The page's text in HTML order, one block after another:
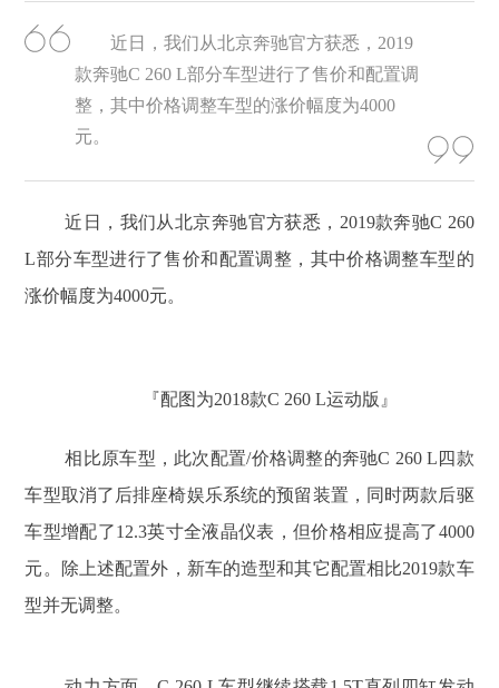
近日，我们从北京奔驰官方获悉，2019
款奔驰C 260 L部分车型进行了售价和配置调
整，其中价格调整车型的涨价幅度为4000
元。
近日，我们从北京奔驰官方获悉，2019款奔驰C 260
L部分车型进行了售价和配置调整，其中价格调整车型的
涨价幅度为4000元。
『配图为2018款C 260 L运动版』
相比原车型，此次配置/价格调整的奔驰C 260 L四款
车型取消了后排座椅娱乐系统的预留装置，同时两款后驱
车型增配了12.3英寸全液晶仪表，但价格相应提高了4000
元。除上述配置外，新车的造型和其它配置相比2019款车
型并无调整。